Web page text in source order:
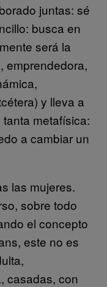
juntas: sé
busca en
será la
emprendedora,
y lleva a
metafísica:
a cambiar un
las mujeres.
sobre todo
el concepto
este no es
casadas, con